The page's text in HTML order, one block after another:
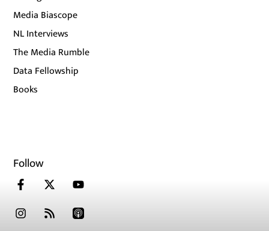
Media Biascope
NL Interviews
The Media Rumble
Data Fellowship
Books
Follow